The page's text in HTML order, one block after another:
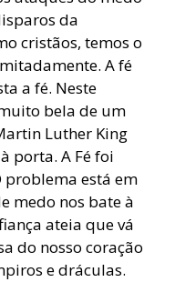
da
cristãos, temos o
A fé
a fé. Neste
bela de um
Luther King
porta. A Fé foi
problema está em
medo nos bate à
ateia que vá
do nosso coração
e dráculas.